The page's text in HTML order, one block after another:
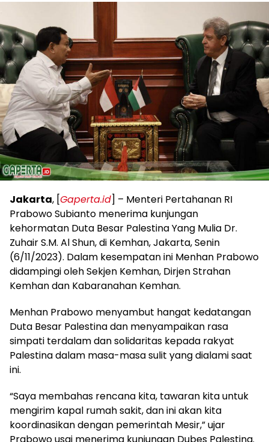
Jakarta, [Gaperta.id] – Menteri Pertahanan RI
Prabowo Subianto menerima kunjungan
kehormatan Duta Besar Palestina Yang Mulia Dr.
Zuhair S.M. Al Shun, di Kemhan, Jakarta, Senin
(6/11/2023). Dalam kesempatan ini Menhan Prabowo
didampingi oleh Sekjen Kemhan, Dirjen Strahan
Kemhan dan Kabaranahan Kemhan.
Menhan Prabowo menyambut hangat kedatangan
Duta Besar Palestina dan menyampaikan rasa
simpati terdalam dan solidaritas kepada rakyat
Palestina dalam masa-masa sulit yang dialami saat
ini.
“Saya membahas rencana kita, tawaran kita untuk
mengirim kapal rumah sakit, dan ini akan kita
koordinasikan dengan pemerintah Mesir,” ujar